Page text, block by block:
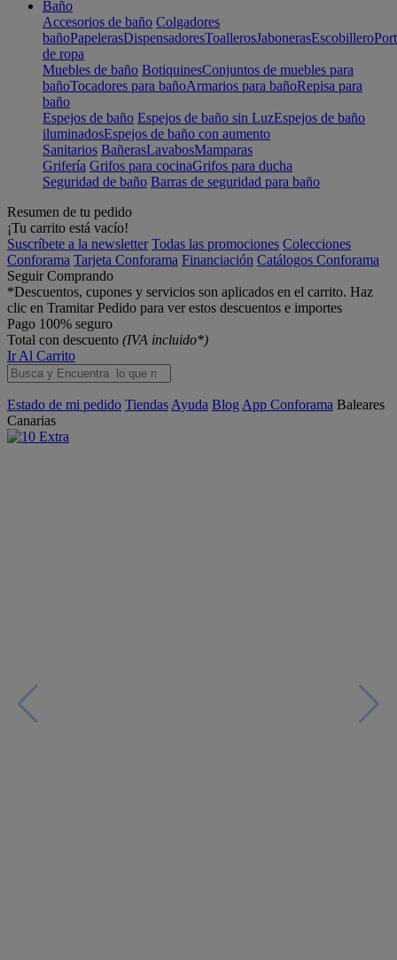
Baño
Accesorios de baño Colgadores
bañoPapelerasDispensadoresToallerosJabonerasEscobillero
de ropa
Muebles de baño BotiquinesConjuntos de muebles para
bañoTocadores para bañoArmarios para bañoRepisa para
baño
Espejos de baño Espejos de baño sin LuzEspejos de baño
iluminadosEspejos de baño con aumento
Sanitarios BañerasLavabosMamparas
Grifería Grifos para cocinaGrifos para ducha
Seguridad de baño Barras de seguridad para baño
Resumen de tu pedido
¡Tu carrito está vacío!
Suscríbete a la newsletter Todas las promociones Colecciones
Conforama Tarjeta Conforama Financiación Catálogos Conforama
Seguir Comprando
*Descuentos, cupones y servicios son aplicados en el carrito. Haz
clic en Tramitar Pedido para ver estos descuentos e importes
Pago 100% seguro
Total con descuento (IVA incluido*)
Ir Al Carrito
Estado de mi pedido Tiendas Ayuda Blog App Conforama Baleares
Canarias